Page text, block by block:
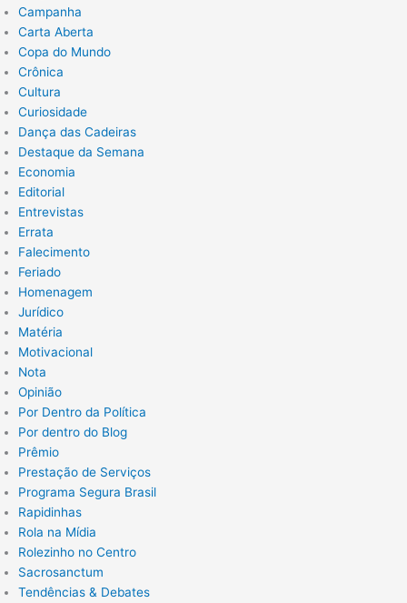
Campanha
Carta Aberta
Copa do Mundo
Crônica
Cultura
Curiosidade
Dança das Cadeiras
Destaque da Semana
Economia
Editorial
Entrevistas
Errata
Falecimento
Feriado
Homenagem
Jurídico
Matéria
Motivacional
Nota
Opinião
Por Dentro da Política
Por dentro do Blog
Prêmio
Prestação de Serviços
Programa Segura Brasil
Rapidinhas
Rola na Mídia
Rolezinho no Centro
Sacrosanctum
Tendências & Debates